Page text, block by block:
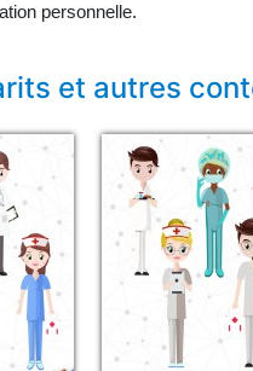
personnelle.
et autres